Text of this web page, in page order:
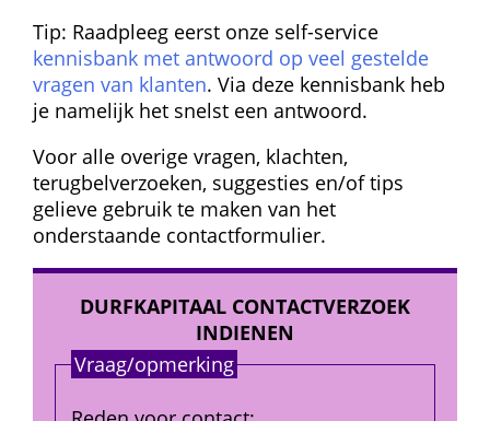
Tip: Raadpleeg eerst onze self-service
kennisbank met antwoord op veel gestelde
vragen van klanten. Via deze kennisbank heb
je namelijk het snelst een antwoord.
Voor alle overige vragen, klachten,
terugbelverzoeken, suggesties en/of tips
gelieve gebruik te maken van het
onderstaande contactformulier.
DURFKAPITAAL CONTACTVERZOEK
INDIENEN
Vraag/opmerking